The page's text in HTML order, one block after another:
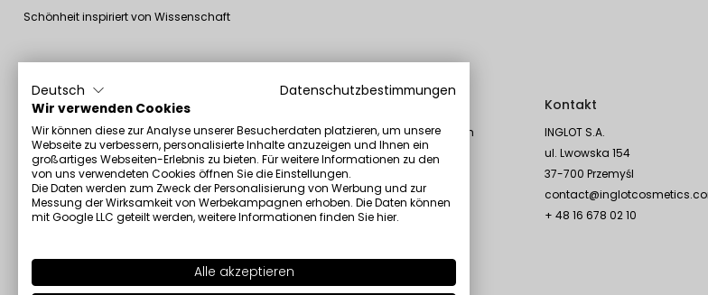
Schönheit inspiriert von Wissenschaft
Über uns
Über uns
Corporate
GMP-Zertifikat
Vegan Formula
Certificate
Inglot Lab 1983
Kundenservice
Kontaktieren sie
uns
Versand und
Rücksendungen
Anmeldung
Werbeaktionen und
Stellen Sie Ihre
eigene Palette mit
Allgemeine
Nutzungsbedingungen
Zahlungsrichtlinien
Cookie-Richtlinie
Persönliche Daten –
Einstellungen
ändern
Social
Instagram
TikTok
YouTube
Kontakt
INGLOT S.A.
ul. Lwowska 154
37-700 Przemyśl
+ 48 16 678 02 10
Deutsch
Datenschutzbestimmungen
Wir verwenden Cookies
Wir können diese zur Analyse unserer Besucherdaten platzieren, um unsere
Webseite zu verbessern, personalisierte Inhalte anzuzeigen und Ihnen ein
großartiges Webseiten-Erlebnis zu bieten. Für weitere Informationen zu den
von uns verwendeten Cookies öffnen Sie die Einstellungen.
Die Daten werden zum Zweck der Personalisierung von Werbung und zur
Messung der Wirksamkeit von Werbekampagnen erhoben. Die Daten können
mit Google LLC geteilt werden, weitere Informationen finden Siehier.
Alle akzeptieren